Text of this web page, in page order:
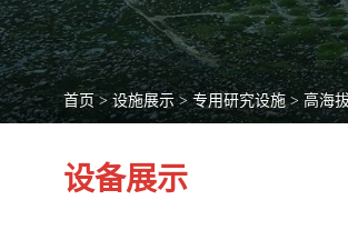
首页>设施展示>专用研究设施>高海
设备展示